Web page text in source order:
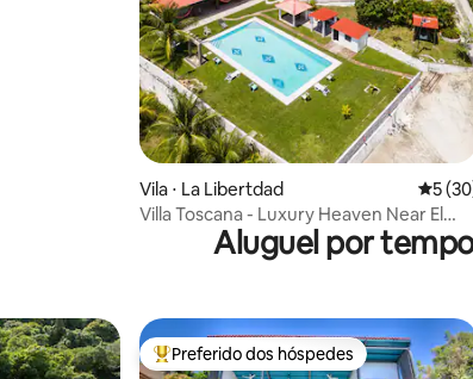
Vila ⋅ La Libertdad 5 de
5
Villa Toscana - Luxury Heaven Near El
Aluguel por
Entre os melhores preferidos dos
Preferido dos hóspedes